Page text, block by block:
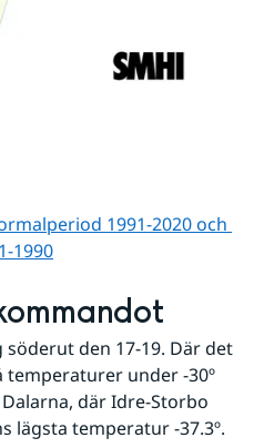
1991-2020 och
1990
den 17-19. Där det
under -30º
där Idre-Storbo
lägsta temperatur -37.3º.